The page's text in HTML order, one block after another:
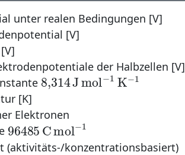
unter realen Bedingungen [V]
[V]
der Halbzellen [V]
8,314J mol −1
8,314Jmol−1K−1
[K]
Elektronen
96485C mol
96485Cmol
(aktivitäts-/konzentrationsbasiert)